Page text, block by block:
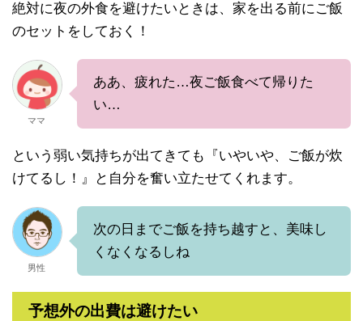
絶対に夜の外食を避けたいときは、家を出る前にご飯
のセットをしておく！
ママ
ああ、疲れた…夜ご飯食べて帰りた
い…
という弱い気持ちが出てきても『いやいや、ご飯が炊
けてるし！』と自分を奮い立たせてくれます。
男性
次の日までご飯を持ち越すと、美味し
くなくなるしね
予想外の出費は避けたい